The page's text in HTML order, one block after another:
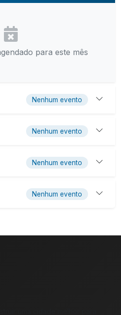
para este mês
Nenhum evento
Nenhum evento
Nenhum evento
Nenhum evento